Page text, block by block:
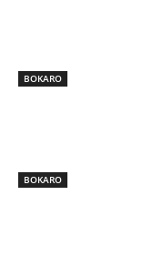
BOKARO
BOKARO